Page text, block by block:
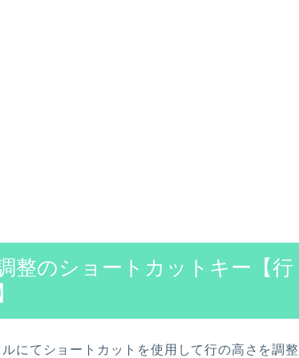
整のショートカットキー【行
にてショートカットを使用して行の高さを調整